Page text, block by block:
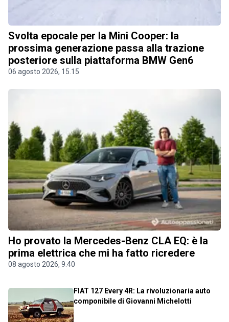
Svolta epocale per la Mini Cooper: la
prossima generazione passa alla trazione
posteriore sulla piattaforma BMW Gen6
06 agosto 2026, 15.15
Ho provato la Mercedes-Benz CLA EQ: è la
prima elettrica che mi ha fatto ricredere
08 agosto 2026, 9.40
FIAT 127 Every 4R: La rivoluzionaria auto
componibile di Giovanni Michelotti